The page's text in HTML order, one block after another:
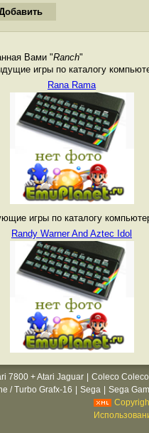
Вами "Ranch"
игры по каталогу
Rana Rama
игры по каталогу
Randy Warner And Aztec Idol
7800 + Atari Jaguar Coleco
/ Turbo Grafx-16
Sega Sega